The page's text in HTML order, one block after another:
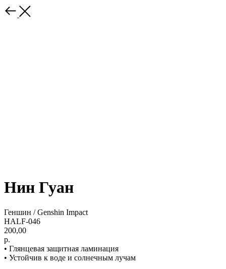
Нин Гуан
Геншин / Genshin Impact
HALF-046
200,00
р.
• Глянцевая защитная ламинация
• Устойчив к воде и солнечным лучам